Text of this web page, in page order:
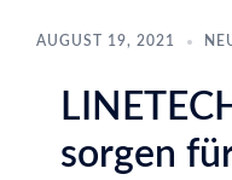
AUGUST 19, 2021
sorgen